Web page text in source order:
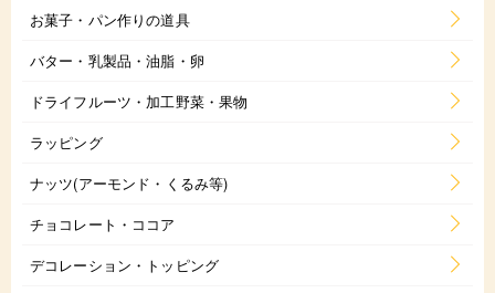
お菓子・パン作りの道具
バター・乳製品・油脂・卵
ドライフルーツ・加工野菜・果物
ラッピング
ナッツ(アーモンド・くるみ等)
チョコレート・ココア
デコレーション・トッピング